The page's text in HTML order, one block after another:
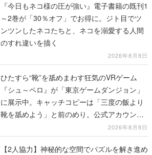
『今日もネコ様の圧が強い』電子書籍の既刊1
～2巻が「30％オフ」でお得に。ジト目でツ
ンツンしたネコたちと、ネコを溺愛する人間
のすれ違いを描く
2026年8月8日
ひたすら“靴”を舐めまわす狂気のVRゲーム
『シュ～ペロ』が「東京ゲームダンジョン」
に展示中。キャッチコピーは「三度の飯より
靴を舐めよう」と前のめり。公式アカウント
も開設され、2026年リリースに向けて開発中
2026年8月8日
【2人協力】神秘的な空間でパズルを解き進め